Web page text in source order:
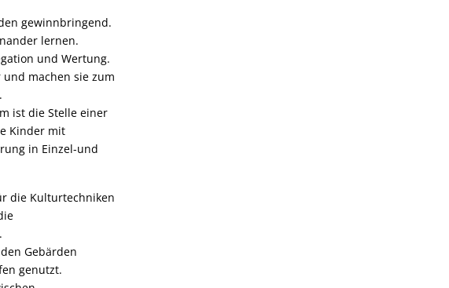
gewinnbringend.
lernen.
und Wertung.
machen sie zum
ist die Stelle einer
Kinder mit
in Einzel-und
die Kulturtechniken
Gebärden
genutzt.